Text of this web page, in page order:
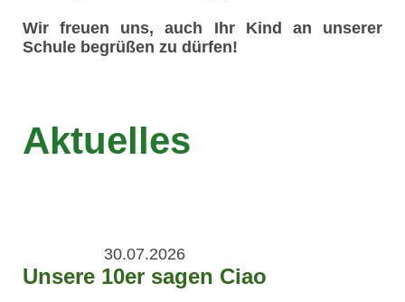
Wir freuen uns, auch Ihr Kind an unserer
Schule begrüßen zu dürfen!
Aktuelles
30.07.2026
Unsere 10er sagen Ciao